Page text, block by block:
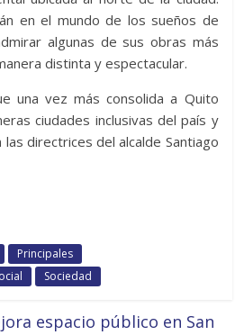
en el mundo de los sueños de
algunas de sus obras más
distinta y espectacular.
una vez más consolida a Quito
ciudades inclusivas del país y
directrices del alcalde Santiago
Principales
Sociedad
espacio público en San